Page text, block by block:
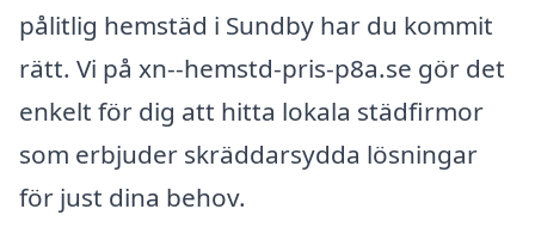
pålitlig hemstäd i Sundby har du kommit
rätt. Vi på xn--hemstd-pris-p8a.se gör det
enkelt för dig att hitta lokala städfirmor
som erbjuder skräddarsydda lösningar
för just dina behov.